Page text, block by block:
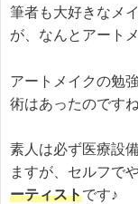
筆者も大好きなメ
が、なんとアート
アートメイクの勉
術はあったのですね
素人は必ず医療設
ますが、セルフで
ーティストです♪